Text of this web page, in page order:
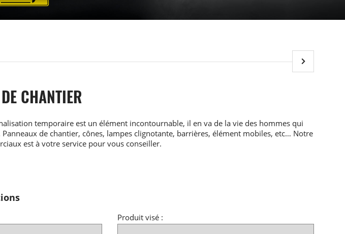
CHANTIER
temporaire est un élément incontournable, il en va de la vie des hommes qui
de chantier, cônes, lampes clignotante, barrières, élément mobiles, etc… Notre
est à votre service pour vous conseiller.
Produit visé :